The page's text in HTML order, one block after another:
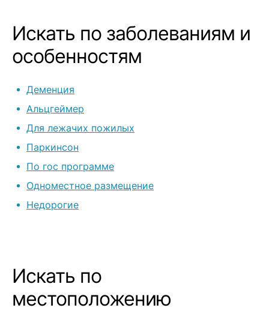
Искать по заболеваниям и
особенностям
Деменция
Альцгеймер
Для лежачих пожилых
Паркинсон
По гос программе
Одноместное размещение
Недорогие
Искать по
местоположению